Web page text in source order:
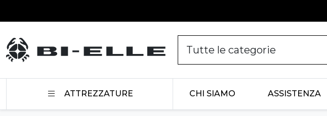
ATTREZZATURE CHI SIAMO ASSISTENZA